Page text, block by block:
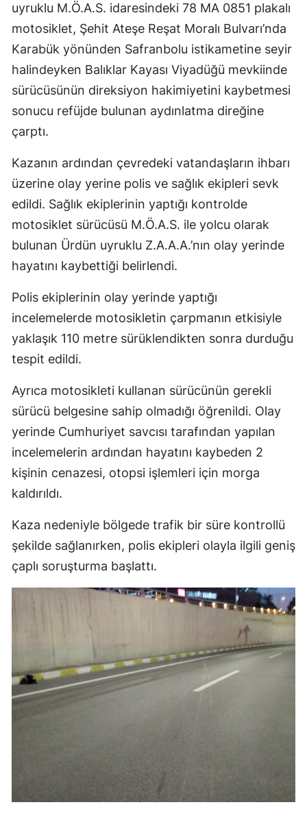
uyruklu M.Ö.A.S. idaresindeki 78 MA 0851 plakalı
motosiklet, Şehit Ateşe Reşat Moralı Bulvarı’nda
Karabük yönünden Safranbolu istikametine seyir
halindeyken Balıklar Kayası Viyadüğü mevkiinde
sürücüsünün direksiyon hakimiyetini kaybetmesi
sonucu refüjde bulunan aydınlatma direğine
çarptı.
Kazanın ardından çevredeki vatandaşların ihbarı
üzerine olay yerine polis ve sağlık ekipleri sevk
edildi. Sağlık ekiplerinin yaptığı kontrolde
motosiklet sürücüsü M.Ö.A.S. ile yolcu olarak
bulunan Ürdün uyruklu Z.A.A.A.’nın olay yerinde
hayatını kaybettiği belirlendi.
Polis ekiplerinin olay yerinde yaptığı
incelemelerde motosikletin çarpmanın etkisiyle
yaklaşık 110 metre sürüklendikten sonra durduğu
tespit edildi.
Ayrıca motosikleti kullanan sürücünün gerekli
sürücü belgesine sahip olmadığı öğrenildi. Olay
yerinde Cumhuriyet savcısı tarafından yapılan
incelemelerin ardından hayatını kaybeden 2
kişinin cenazesi, otopsi işlemleri için morga
kaldırıldı.
Kaza nedeniyle bölgede trafik bir süre kontrollü
şekilde sağlanırken, polis ekipleri olayla ilgili geniş
çaplı soruşturma başlattı.